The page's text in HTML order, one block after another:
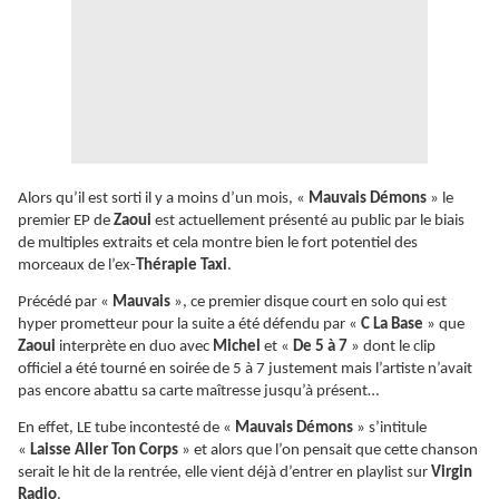
Alors qu’il est sorti il y a moins d’un mois, « Mauvais Démons » le
premier EP de Zaoui est actuellement présenté au public par le biais
de multiples extraits et cela montre bien le fort potentiel des
morceaux de l’ex- Thérapie Taxi.
Précédé par « Mauvais », ce premier disque court en solo qui est
hyper prometteur pour la suite a été défendu par « C La Base » que
Zaoui interprète en duo avec Michel et « De 5 à 7 » dont le clip
officiel a été tourné en soirée de 5 à 7 justement mais l’artiste n’avait
pas encore abattu sa carte maîtresse jusqu’à présent…
En effet, LE tube incontesté de « Mauvais Démons » s’intitule
« Laisse Aller Ton Corps » et alors que l’on pensait que cette chanson
serait le hit de la rentrée, elle vient déjà d’entrer en playlist sur Virgin
Radio.